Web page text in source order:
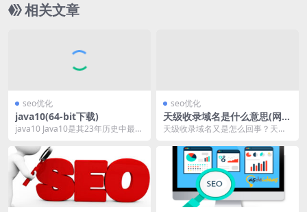
相关文章
seo优化
java10(64-bit下载)
java10 Java10是其23年历史中最快
seo优化
天级收录域名是什么意思(网站
文章如何实现百度当天收录)
天级收录域名又是怎么回事？天级
网站当天发布的文章可...